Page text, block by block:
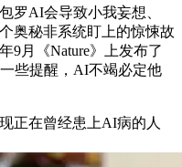
AI会导致小我妄想、
奥秘非系统盯上的惊悚故
9月《Nature》上发布了
些提醒，AI不竭必定他
在曾经患上AI病的人